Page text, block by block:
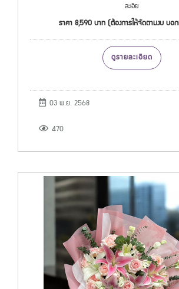
ละเอีย
ราคา 8,590 บาท (ต้องการให้จัดตามงบ บอก
ดูรายละเอียด
03 พ.ย. 2568
470